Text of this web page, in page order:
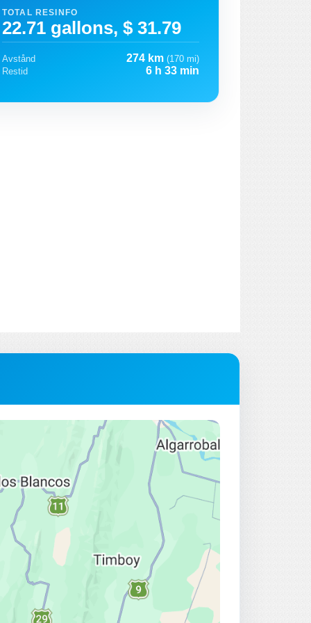
TOTAL RESINFO
22.71 gallons, $ 31.79
Avstånd 274 km (170 mi)
Restid
6 h 33 min